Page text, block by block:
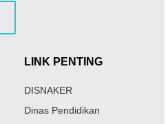
LINK PENTING
DISNAKER
Dinas Pendidikan